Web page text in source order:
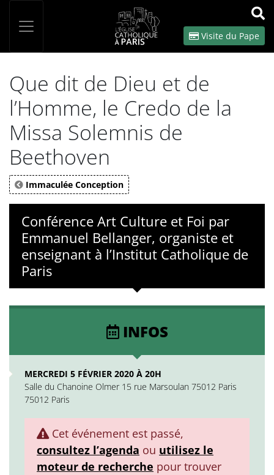
OK
Visite du Pape
Que dit de Dieu et de
l’Homme, le Credo de la
Missa Solemnis de
Beethoven
Immaculée Conception
Conférence Art Culture et Foi par
Emmanuel Bellanger, organiste et
enseignant à l’Institut Catholique de
Paris
INFOS
MERCREDI 5 FÉVRIER 2020 À 20H
Salle du Chanoine Olmer 15 rue Marsoulan 75012 Paris
75012 Paris
Cet événement est passé,
consultez l’agenda ou utilisez le
moteur de recherche pour trouver
Panneau de gestion des cookies